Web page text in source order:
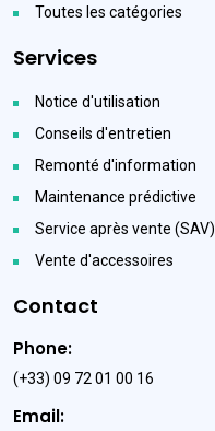
Toutes les catégories
Services
Notice d'utilisation
Conseils d'entretien
Remonté d'information
Maintenance prédictive
Service après vente (SAV)
Vente d'accessoires
Contact
Phone:
(+33) 09 72 01 00 16
Email: